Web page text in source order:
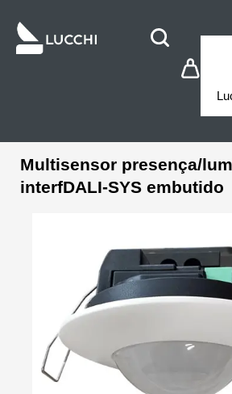
Multisensor presença/
interfDALI-SYS embutido